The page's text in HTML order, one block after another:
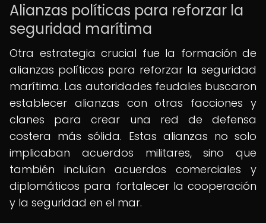
Alianzas políticas para reforzar la
seguridad marítima
Otra estrategia crucial fue la formación de
alianzas políticas para reforzar la seguridad
marítima. Las autoridades feudales buscaron
establecer alianzas con otras facciones y
clanes para crear una red de defensa
costera más sólida. Estas alianzas no solo
implicaban acuerdos militares, sino que
también incluían acuerdos comerciales y
diplomáticos para fortalecer la cooperación
y la seguridad en el mar.